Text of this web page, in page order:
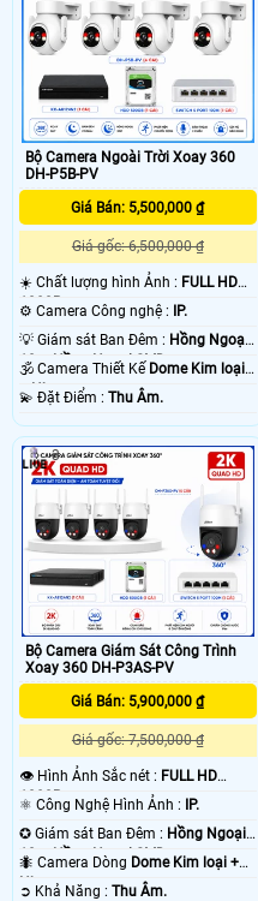
Bộ Camera Ngoài Trời Xoay 360
DH-P5B-PV
Giá Bán: 5,500,000 ₫
Giá gốc: 6,500,000 ₫
☀️ Chất lượng hình Ảnh : FULL HD
1080P .
⚙ Camera Công nghệ : IP.
💡 Giám sát Ban Đêm : Hồng Ngoại
10m Hồng Ngoại SMD.
🕉️ Camera Thiết Kế Dome Kim loại
+ Nhựa.
️💫 Đặt Điểm : Thu Âm.
Bộ Camera Giám Sát Công Trình
Xoay 360 DH-P3AS-PV
Giá Bán: 5,900,000 ₫
Giá gốc: 7,500,000 ₫
👁 Hình Ảnh Sắc nét : FULL HD
1080P .
⚛️ Công Nghệ Hình Ảnh : IP.
✪ Giám sát Ban Đêm : Hồng Ngoại
10m Hồng Ngoại SMD.
🐜 Camera Dòng Dome Kim loại +
Nhựa.
️➲ Khả Năng : Thu Âm.
3